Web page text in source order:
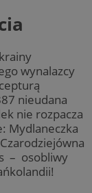
wynalazcy
nieudana
nie rozpacza
Mydlaneczka
– osobliwy